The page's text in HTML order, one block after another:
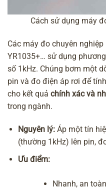
Cách sử dụng máy
Các máy đo chuyên nghiệp
YR1035+… sử dụng
số 1kHz. Chúng bơm một
pin và đo điện áp rơi để
cho kết quả chính xác và
trong ngành.
Nguyên lý: Áp một tín
(thường 1kHz) lên pin,
Ưu điểm:
Nhanh, an